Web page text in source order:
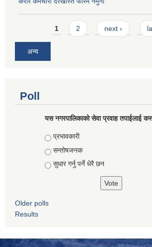
Pages1 2 next ›
अन्य
Poll
यस नगरपालिकाको सेवा प्रवाह तपाईलाई
Choices
प्रभावकारी
सन्तोषजनक
सुधार गर्नु पर्ने धेरै छन
Older polls
Results